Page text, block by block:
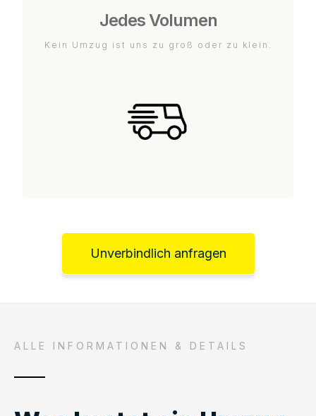
Jedes Volumen
Kein Umzug ist uns zu groß oder zu klein.
Unverbindlich anfragen
ALLE INFORMATIONEN & DETAILS